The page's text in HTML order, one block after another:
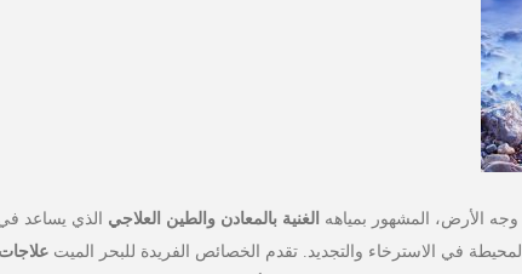
الأرض، المشهور بمياهه الغنية بالمعادن والطين العلاجي الذي يساعد
المحيطة في الاسترخاء والتجديد. تقدم الخصائص الفريدة للبحر الميت